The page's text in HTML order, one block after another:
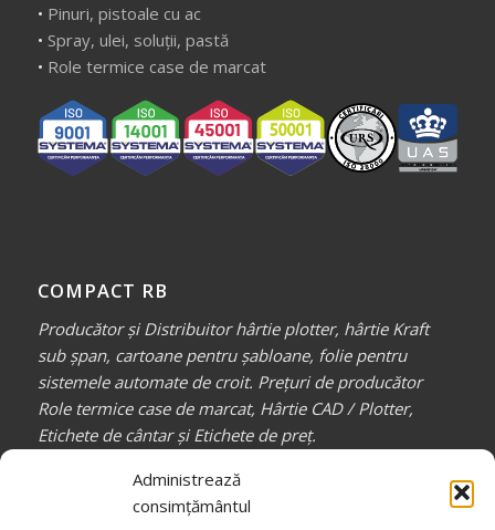
Administrează
consimțământul
• Pinuri, pistoale cu ac
• Spray, ulei, soluții, pastă
• Role termice case de marcat
COMPACT RB
Producător și Distribuitor hârtie plotter, hârtie Kraft
sub șpan, cartoane pentru șabloane, folie pentru
sistemele automate de croit. Prețuri de producător
Role termice case de marcat, Hârtie CAD / Plotter,
Etichete de cântar și Etichete de preț.
Partener de încredere pentru toți profesioniștii din
industria confecțiilor, auto, mobilă, etc.